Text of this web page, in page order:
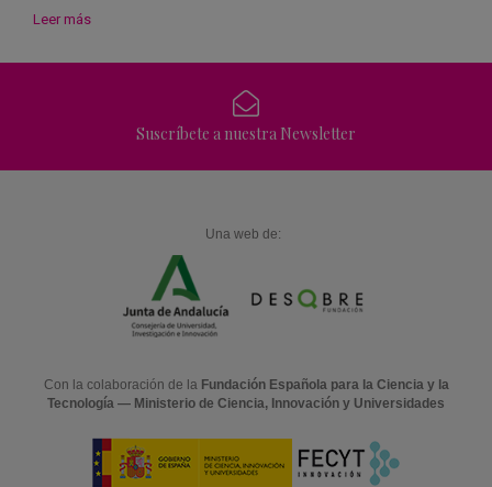
Leer más
Suscríbete a nuestra Newsletter
Una web de:
Con la colaboración de la Fundación Española para la Ciencia y la
Tecnología — Ministerio de Ciencia, Innovación y Universidades